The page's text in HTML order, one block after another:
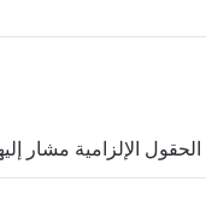
الحقول الإلزامية مشار